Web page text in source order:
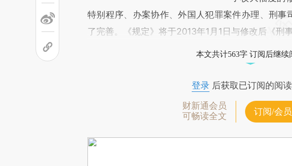
特别程序、办案协作、外国人犯罪案件办理、刑事
了完善。《规定》将于2013年1月1日与修改后《刑
本文共计563字 订阅后继续
登录后获取已订阅的阅
财新通会员
可畅读全文
订阅/会